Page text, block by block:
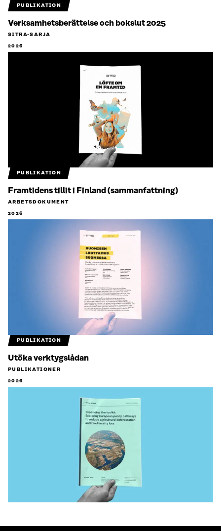
PUBLIKATION
Verksamhetsberättelse och bokslut 2025
SITRA-SARJA
2026
PUBLIKATION
Framtidens tillit i Finland (sammanfattning)
ARBETSDOKUMENT
2026
PUBLIKATION
Utöka verktygslådan
PUBLIKATIONER
2026